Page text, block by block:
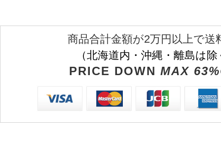
商品合計金額が2万円以上で送
（北海道内・沖縄・離島は
PRICE DOWN MAX